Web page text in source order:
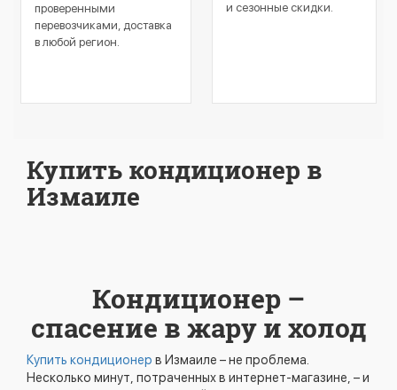
проверенными
перевозчиками, доставка
в любой регион.
и сезонные скидки.
Купить кондиционер в
Измаиле
Кондиционер –
спасение в жару и холод
Купить кондиционер в Измаиле – не проблема.
Несколько минут, потраченных в интернет-магазине, – и